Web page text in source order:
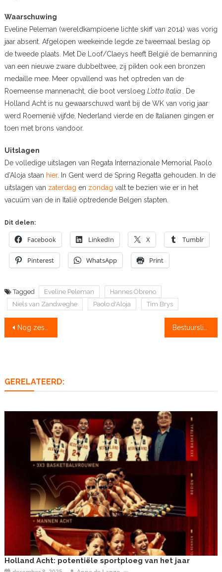
Waarschuwing
Eveline Peleman (wereldkampioene lichte skiff van 2014) was vorig
jaar absent. Afgelopen weekeinde legde ze tweemaal beslag op
de tweede plaats. Met De Loof/Claeys heeft België de bemanning
van een nieuwe zware dubbeltwee, zij pikten ook een bronzen
medaille mee. Meer opvallend was het optreden van de
Roemeense mannenacht, die boot versloeg L’otto Italia
. De
Holland Acht is nu gewaarschuwd want bij de WK van vorig jaar
werd Roemenië vijfde, Nederland vierde en de Italianen gingen er
toen met brons vandoor.
Uitslagen
De volledige uitslagen van Regata Internazionale Memorial Paolo
d’Aloja staan hier. In Gent werd de Spring Regatta gehouden. In de
uitslagen van zaterdag en zondag valt te bezien wie er in het
vacuüm van de in Italië optredende Belgen stapten.
Dit delen:
Facebook LinkedIn X Tumblr
Pinterest WhatsApp Print
Tagged Eveline Peleman
Hannes Obreno
Niels van Zandweghe
Paolo d'Aloja Tim Brys
Bericht
Nog zes nachten slapen: Hollandia, inclusief NK ‘klein’
GERELATEERD:
Holland Acht: potentiële sportploeg van het jaar